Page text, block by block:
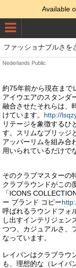
Available
ファッショナブルさを
Nederlands Public
約75年前から現在まで
アイウエアのスタンダ
融合させたそれらは、
けています。 http://
リテージを象徴するひ
す。スリムなブリッジ
アッパーリムを組み合
用いられているだけで
そのクラブマスターの
クラブラウンドがこの
「ICONS
ー ブランド コピー
呼ばれるラウンドフォ
し出すインテリジェン
つつ、カジュアルさ、
なっています。
レイバンはクラブラウ
も、理想的な（レイ